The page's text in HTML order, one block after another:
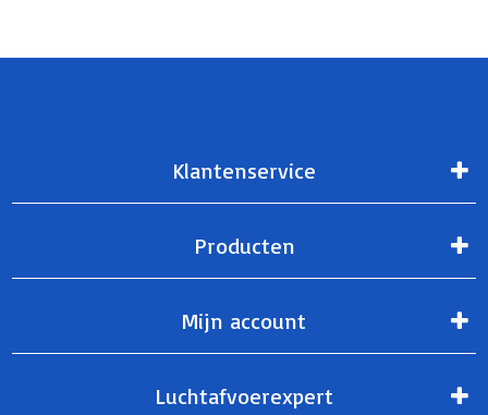
Klantenservice
Producten
Mijn account
Luchtafvoerexpert